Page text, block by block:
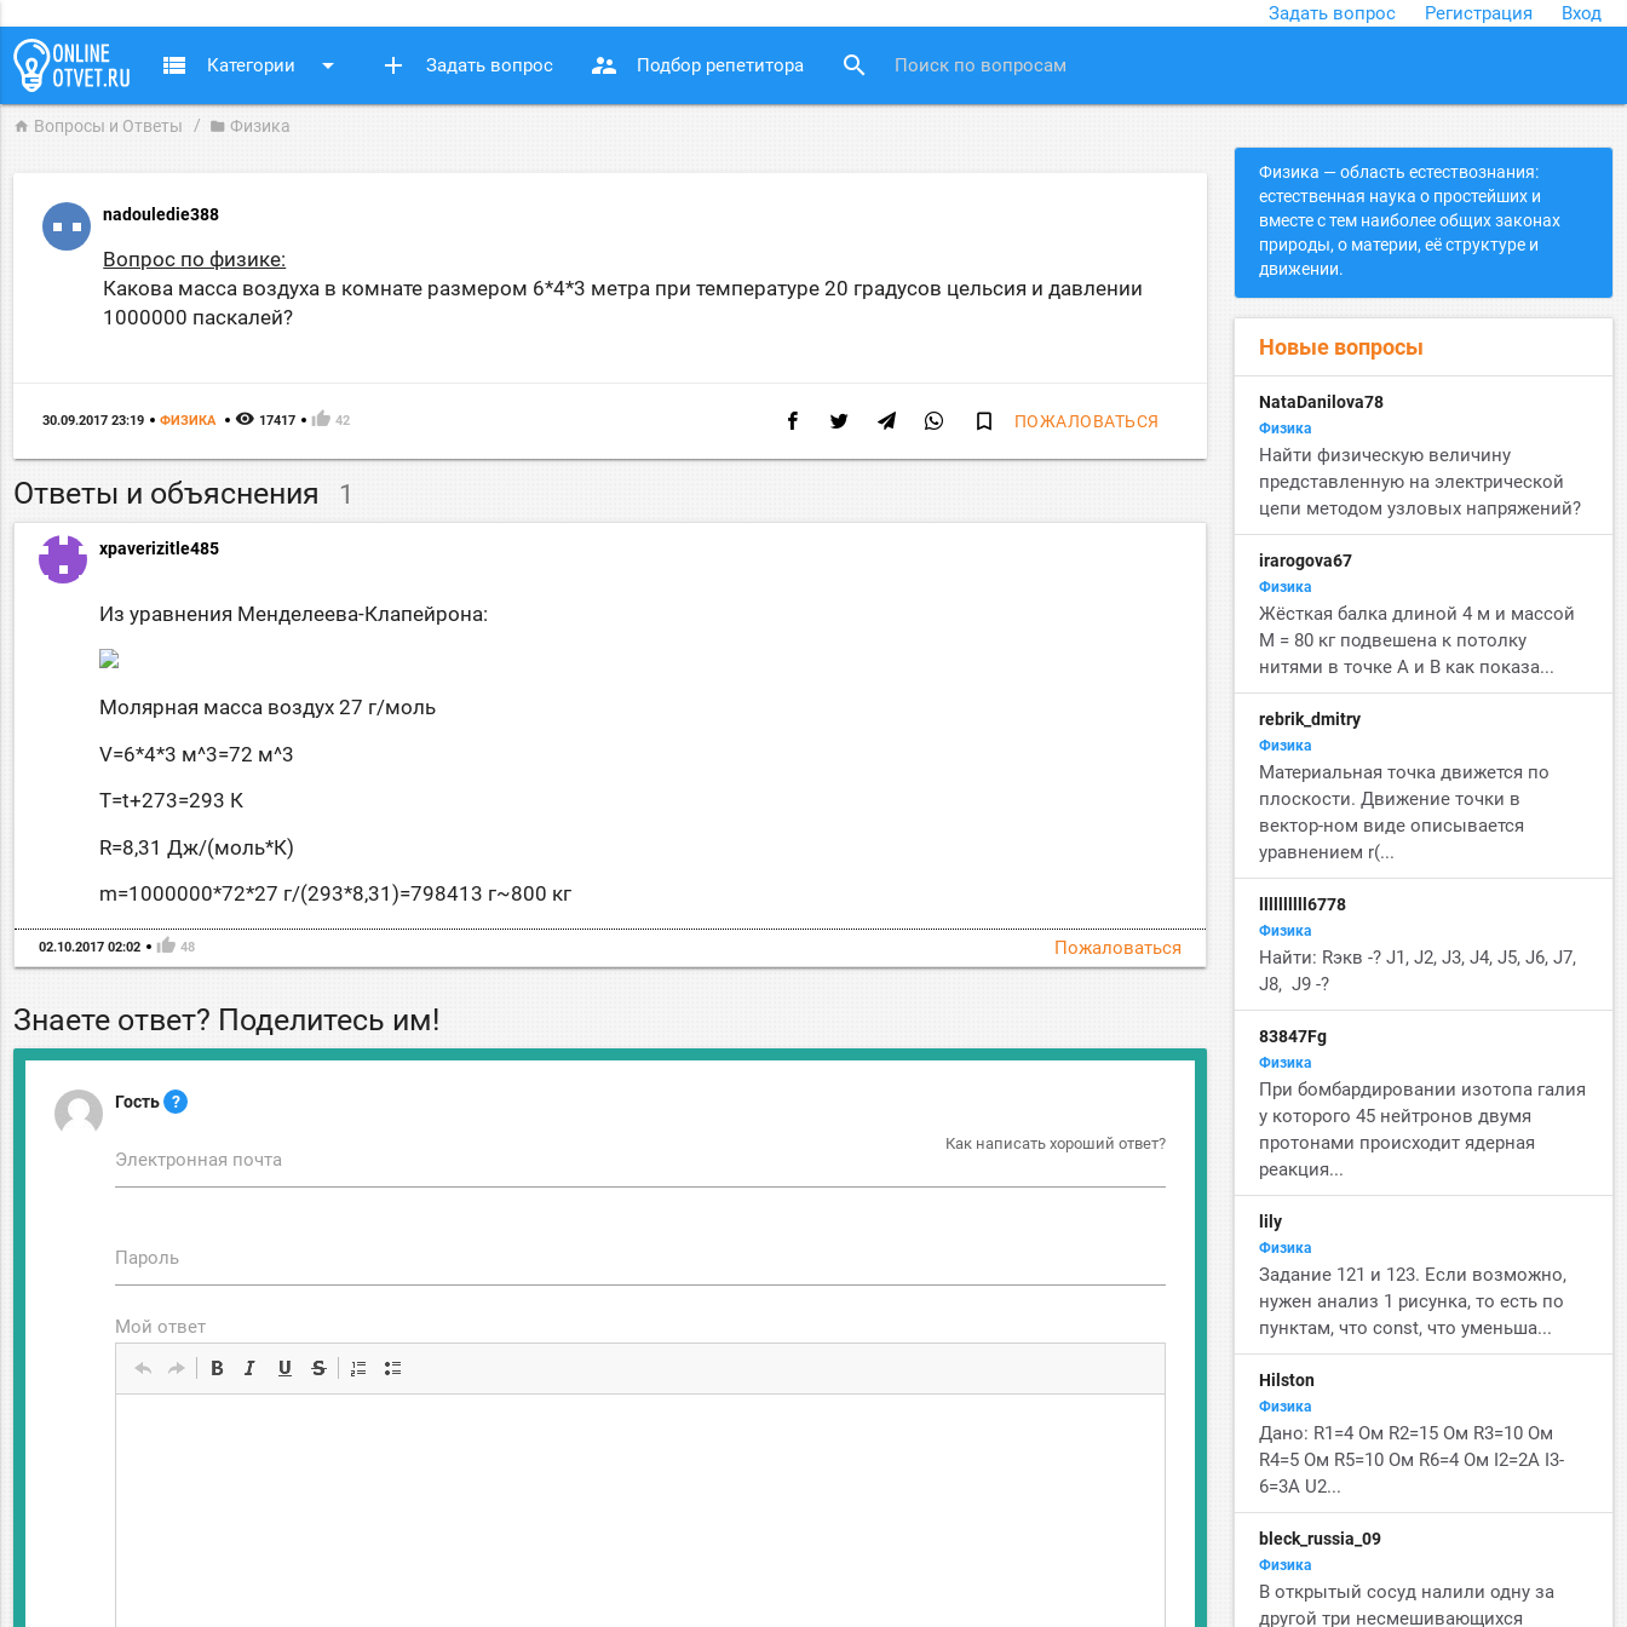
Задать вопрос Регистрация Вход
view_list Категории arrow_drop_down add Задать вопрос supervisor_account Подбор репетитора search
home Вопросы и Ответы folder Физика
nadouledie388
Вопрос по физике:
Какова масса воздуха в комнате размером 6*4*3 метра при температуре 20 градусов цельсия и давлении
1000000 паскалей?
ПОЖАЛОВАТЬСЯ
bookmark_border
30.09.2017 23:19 ФИЗИКА remove_red_eye 17417 thumb_up 42
Ответы и объяснения 1
xpaverizitle485
Из уравнения Менделеева-Клапейрона:
Молярная масса воздух 27 г/моль
V=6*4*3 м^3=72 м^3
T=t+273=293 К
R=8,31 Дж/(моль*К)
m=1000000*72*27 г/(293*8,31)=798413 г~800 кг
Пожаловаться
02.10.2017 02:02 thumb_up 48
Знаете ответ? Поделитесь им!
Гость ?
Как написать хороший ответ?
Электронная почта
Пароль
Мой ответ
Физика — область естествознания:
естественная наука о простейших и
вместе с тем наиболее общих законах
природы, о материи, её структуре и
движении.
Новые вопросы
NataDanilova78
Физика
Найти физическую величину
представленную на электрической
цепи методом узловых напряжений?
irarogova67
Физика
Жёсткая балка длиной 4 м и массой
M = 80 кг подвешена к потолку
нитями в точке А и B как показа...
rebrik_dmitry
Физика
Материальная точка движется по
плоскости. Движение точки в
вектор-ном виде описывается
уравнением r(...
llllllllll6778
Физика
Найти: Rэкв -? J1, J2, J3, J4, J5, J6, J7,
J8, J9 -?
83847Fg
Физика
При бомбардировании изотопа галия
у которого 45 нейтронов двумя
протонами происходит ядерная
реакция...
lily
Физика
Задание 121 и 123. Если возможно,
нужен анализ 1 рисунка, то есть по
пунктам, что const, что уменьша...
Hilston
Физика
Дано: R1=4 Ом R2=15 Ом R3=10 Ом
R4=5 Ом R5=10 Ом R6=4 Ом I2=2А I3-
6=3А U2...
bleck_russia_09
Физика
В открытый сосуд налили одну за
другой три несмешивающихся